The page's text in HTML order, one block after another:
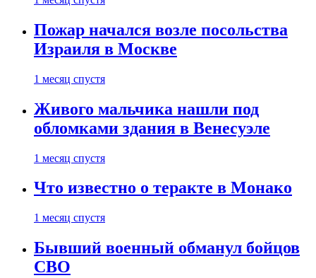
Пожар начался возле посольства
Израиля в Москве
1 месяц спустя
Живого мальчика нашли под
обломками здания в Венесуэле
1 месяц спустя
Что известно о теракте в Монако
1 месяц спустя
Бывший военный обманул бойцов
СВО